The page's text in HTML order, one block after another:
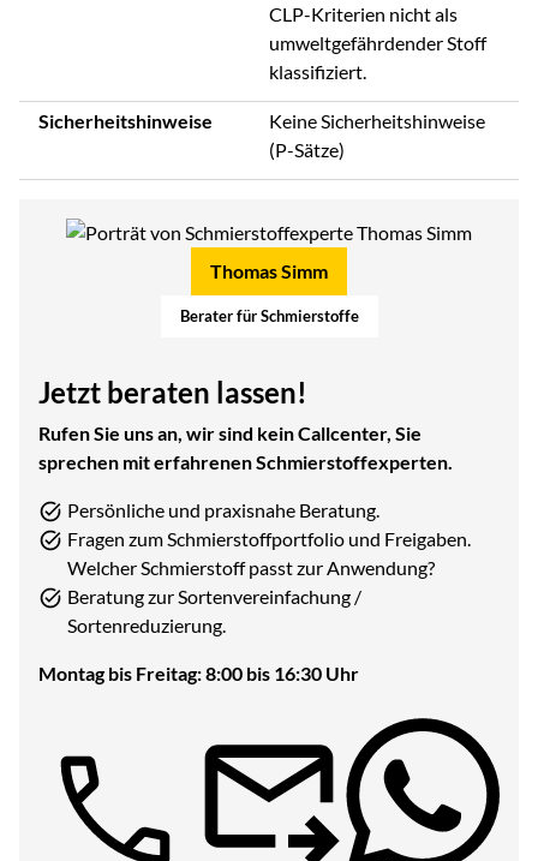
CLP-Kriterien nicht als
umweltgefährdender Stoff
klassifiziert.
Sicherheitshinweise
Keine Sicherheitshinweise
(P-Sätze)
Thomas Simm
Berater für Schmierstoffe
Jetzt beraten lassen!
Rufen Sie uns an, wir sind kein Callcenter, Sie
sprechen mit erfahrenen Schmierstoffexperten.
Persönliche und praxisnahe Beratung.
Fragen zum Schmierstoffportfolio und Freigaben.
Welcher Schmierstoff passt zur Anwendung?
Beratung zur Sortenvereinfachung /
Sortenreduzierung.
Montag bis Freitag: 8:00 bis 16:30 Uhr
Telefon: